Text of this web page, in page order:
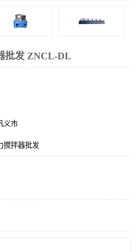
批发 ZNCL-DL
义市
搅拌器批发